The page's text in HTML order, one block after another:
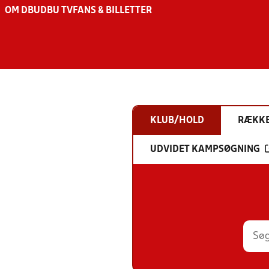
OM DBU DBU TV FANS & BILLETTER
KLUB/HOLD
UDVIDET KAMPSØGNING